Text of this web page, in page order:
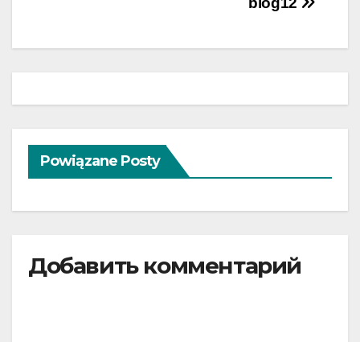
по
Powiązane Posty
Добавить комментарий